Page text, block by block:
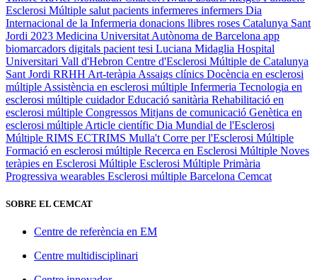
Esclerosi Múltiple salut pacients infermeres infermers Dia
Internacional de la Infermeria donacions llibres roses Catalunya Sant
Jordi 2023 Medicina Universitat Autònoma de Barcelona app
biomarcadors digitals pacient tesi Luciana Midaglia Hospital
Universitari Vall d'Hebron Centre d'Esclerosi Múltiple de Catalunya
Sant Jordi RRHH Art-teràpia Assaigs clínics Docència en esclerosi
múltiple Assistència en esclerosi múltiple Infermeria Tecnologia en
esclerosi múltiple cuidadorEducació sanitària Rehabilitació en
esclerosi múltiple Congressos Mitjans de comunicació Genètica en
esclerosi múltiple Article científic Dia Mundial de l'Esclerosi
Múltiple RIMS ECTRIMS Mulla't Corre per l'Esclerosi Múltiple
Formació en esclerosi múltiple Recerca en Esclerosi Múltiple Noves
teràpies en Esclerosi Múltiple Esclerosi Múltiple Primària
Progressiva wearables Esclerosi múltiple Barcelona Cemcat
SOBRE EL CEMCAT
Centre de referència en EM
Centre multidisciplinari